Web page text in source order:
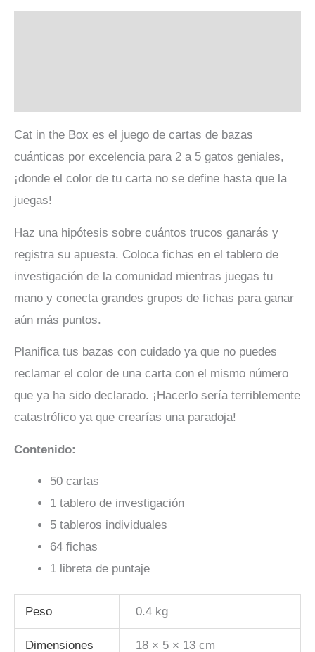
Cat in the Box es el juego de cartas de bazas
cuánticas por excelencia para 2 a 5 gatos geniales,
¡donde el color de tu carta no se define hasta que la
juegas!
Haz una hipótesis sobre cuántos trucos ganarás y
registra su apuesta. Coloca fichas en el tablero de
investigación de la comunidad mientras juegas tu
mano y conecta grandes grupos de fichas para ganar
aún más puntos.
Planifica tus bazas con cuidado ya que no puedes
reclamar el color de una carta con el mismo número
que ya ha sido declarado. ¡Hacerlo sería terriblemente
catastrófico ya que crearías una paradoja!
Contenido:
50 cartas
1 tablero de investigación
5 tableros individuales
64 fichas
1 libreta de puntaje
Peso 0.4 kg
Dimensiones 18 × 5 × 13 cm